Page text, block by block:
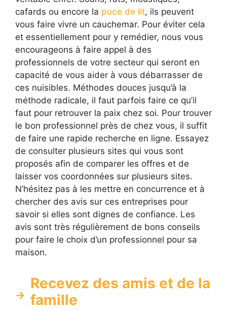
cafards ou encore la puce de lit, ils peuvent
vous faire vivre un cauchemar. Pour éviter cela
et essentiellement pour y remédier, nous vous
encourageons à faire appel à des
professionnels de votre secteur qui seront en
capacité de vous aider à vous débarrasser de
ces nuisibles. Méthodes douces jusqu’à la
méthode radicale, il faut parfois faire ce qu’il
faut pour retrouver la paix chez soi. Pour trouver
le bon professionnel près de chez vous, il suffit
de faire une rapide recherche en ligne. Essayez
de consulter plusieurs sites qui vous sont
proposés afin de comparer les offres et de
laisser vos coordonnées sur plusieurs sites.
N’hésitez pas à les mettre en concurrence et à
chercher des avis sur ces entreprises pour
savoir si elles sont dignes de confiance. Les
avis sont très régulièrement de bons conseils
pour faire le choix d’un professionnel pour sa
maison.
Recevez des amis et de la
famille